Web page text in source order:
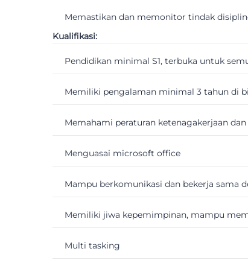
Memastikan dan memonitor tindak
Kualifikasi:
Pendidikan minimal S1, terbuka untuk
Memiliki pengalaman minimal 3 tahun di
Memahami peraturan ketenagakerjaan
Menguasai microsoft office
Mampu berkomunikasi dan bekerja sama
Memiliki jiwa kepemimpinan, mampu
Multi tasking